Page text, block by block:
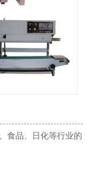
食品、日化等行业的